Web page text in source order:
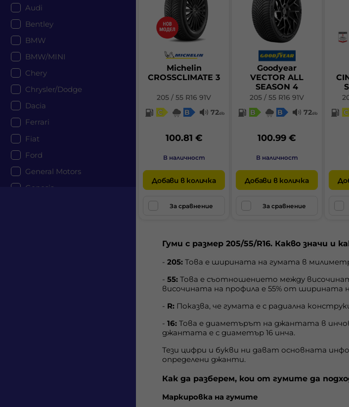
Audi
Bentley
BMW
BMW/MINI
Chery
Chrysler/Dodge
Dacia
Ferrari
Fiat
Ford
General Motors
Genesis
Michelin
CROSSCLIMATE 3
205 / 55 R16 91V
C
B 72db
100.81 €
В наличност
Добави в количка
За сравнение
Goodyear
VECTOR ALL
SEASON 4
205 / 55 R16 91V
B
B 72db
100.99 €
В наличност
Добави в количка
За сравнение
C
Гуми с размер 205/55/R16. Какво значи и
- 205: Това е ширината на гумата в
- 55: Това е съотношението между
височината на профила е 55% от ширината
- R: Показва, че гумата е с радиална
- 16: Това е диаметърът на джантата в
джантата е с диаметър 16 инча.
Тези цифри и букви ни дават основната
определени джанти.
Как да разберем, кои от гумите да
Маркировка на гумите